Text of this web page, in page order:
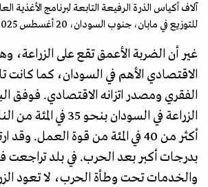
آلاف أكياس الذرة الرفيعة التابعة لبرنامج الأغذية
للتوزيع في مابان، جنوب السودان، 20 أغسطس 2025
غير أن الضربة الأعمق تقع على الزراعة،
الاقتصادي الأهم في السودان، كما كانت
الفقري ومصدر اتزانه الاقتصادي. فوفق
الزراعة في السودان بنحو
أكثر من 40 في المئة من قوة العمل.
بدرجات أكبر بعد الحرب. في بلد تراجعت
والخدمات تحت وطأة الحرب، لا تعود